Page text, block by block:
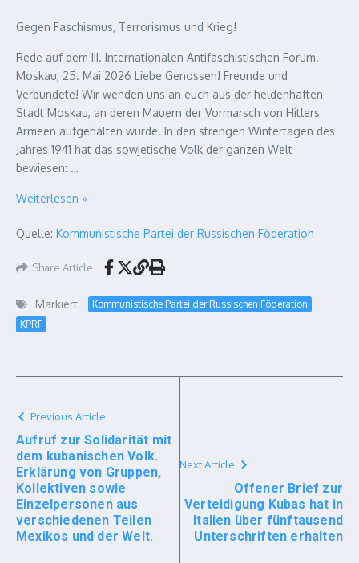
Gegen Faschismus, Terrorismus und Krieg!
Rede auf dem III. Internationalen Antifaschistischen Forum.
Moskau, 25. Mai 2026 Liebe Genossen! Freunde und
Verbündete! Wir wenden uns an euch aus der heldenhaften
Stadt Moskau, an deren Mauern der Vormarsch von Hitlers
Armeen aufgehalten wurde. In den strengen Wintertagen des
Jahres 1941 hat das sowjetische Volk der ganzen Welt
bewiesen: …
Für Gerechtigkeit und globale Entwicklung
Weiterlesen »
Quelle: Kommunistische Partei der Russischen Föderation
Share Article
Markiert:
Kommunistische Partei der Russischen Föderation
KPRF
Previous Article
Aufruf zur Solidarität mit
dem kubanischen Volk.
Erklärung von Gruppen,
Kollektiven sowie
Einzelpersonen aus
verschiedenen Teilen
Mexikos und der Welt.
Next Article
Offener Brief zur
Verteidigung Kubas hat in
Italien über fünftausend
Unterschriften erhalten